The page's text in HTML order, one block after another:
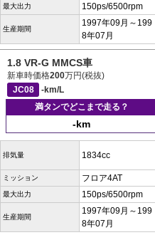
最大出力 150ps/6500rpm
生産期間
1997年09月～199
8年07月
1.8 VR-G MMCS車
新車時価格200万円(税抜)
JC08
-km/L
満タンでどこまで走る？
-km
排気量 1834cc
ミッション フロア4AT
最大出力 150ps/6500rpm
生産期間
1997年09月～199
8年07月